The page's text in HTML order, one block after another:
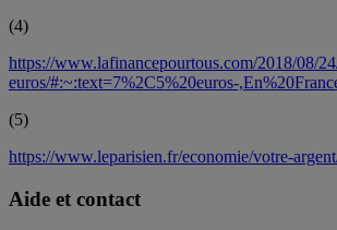
(4)
https://www.lafinancepourtous.com/2018/08/
euros/#:~:text=7%2C5%20euros-
(5)
https://www.leparisien.fr/economie/votre-
Aide et contact